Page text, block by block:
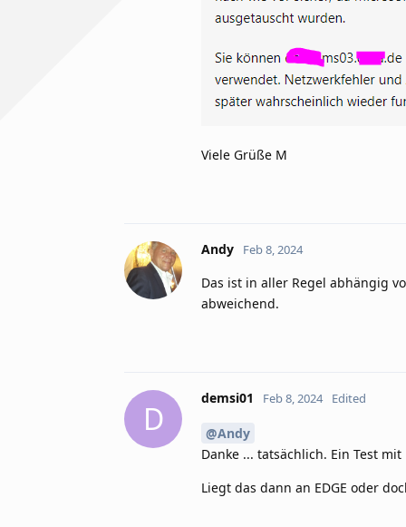
Viele Grüße M
Andy Feb 8, 2024
Das ist in aller Regel abhängig
abweichend.
D
demsi01 Feb 8, 2024 Edited
@Andy
Danke ... tatsächlich. Ein Test
Liegt das dann an EDGE oder